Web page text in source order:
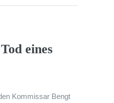
eines
Kommissar Bengt